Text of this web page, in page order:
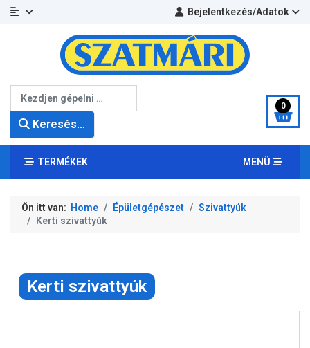
Bejelentkezés/Adatok
Keresés...
0
TERMÉKEK MENÜ
Ön itt van: Home Épületgépészet
Szivattyúk
Kerti szivattyúk
Kerti szivattyúk